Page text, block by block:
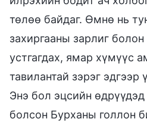
төлөө байдаг. Өмнө нь
захиргааны зарлиг
устгагдах, ямар хүмүүс
тавилантай зэрэг эдгээр
Энэ бол эцсийн
болсон Бурханы голлон